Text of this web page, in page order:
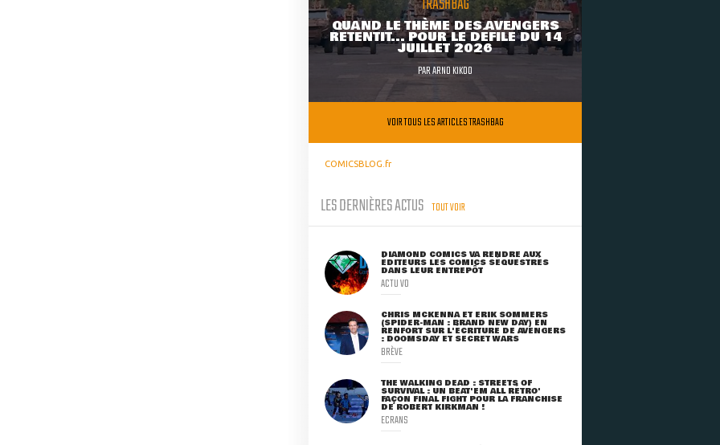
QUAND LE THÈME DES AVENGERS
RETENTIT... POUR LE DÉFILÉ DU 14
JUILLET 2026
PARARNO KIKOO
VOIR TOUS LES ARTICLES TRASHBAG
COMICSBLOG.fr
LES DERNIÈRES ACTUS TOUT VOIR
DIAMOND COMICS VA RENDRE AUX
ÉDITEURS LES COMICS SÉQUESTRÉS
DANS LEUR ENTREPÔT
ACTU VO
CHRIS MCKENNA ET ERIK SOMMERS
(SPIDER-MAN : BRAND NEW DAY) EN
RENFORT SUR L'ÉCRITURE DE AVENGERS
: DOOMSDAY ET SECRET WARS
BRÈVE
THE WALKING DEAD : STREETS OF
SURVIVAL : UN BEAT'EM ALL RÉTRO'
FAÇON FINAL FIGHT POUR LA FRANCHISE
DE ROBERT KIRKMAN !
ECRANS